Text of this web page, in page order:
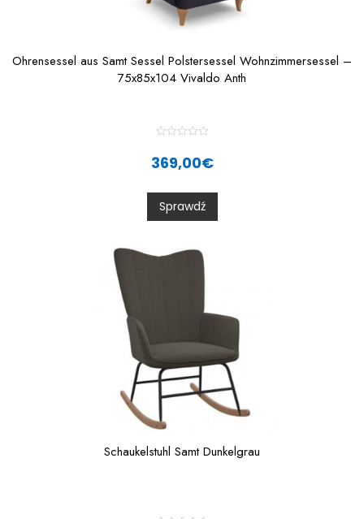
Ohrensessel aus Samt Sessel Polstersessel Wohnzimmersessel –
75x85x104 Vivaldo Anth
a
t
0
o
u
t
369,00€
Sprawdź
Schaukelstuhl Samt Dunkelgrau